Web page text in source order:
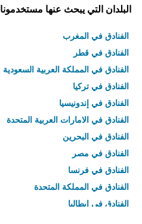
البلدان التي يبحث عنها مستخدمونا
الفنادق في المغرب
الفنادق في قطر
الفنادق في المملكة العربية السعودية
الفنادق في تركيا
الفنادق في إندونيسيا
الفنادق في الامارات العربية المتحدة
الفنادق في البحرين
الفنادق في مصر
الفنادق في فرنسا
الفنادق في المملكة المتحدة
الفنادق في إيطاليا